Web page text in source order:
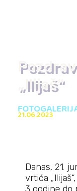
„Ilijaš“
21.06.2023
Danas, 21.
vrtića